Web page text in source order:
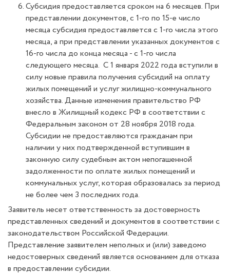
Субсидия предоставляется сроком на 6 месяцев. При
представлении документов, с 1-го по 15-е число
месяца субсидия предоставляется с 1-го числа этого
месяца, а при представлении указанных документов с
16-го числа до конца месяца - с 1-го числа
следующего месяца. С 1 января 2022 года вступили в
силу новые правила получения субсидий на оплату
жилых помещений и услуг жилищно-коммунального
хозяйства. Данные изменения правительство РФ
внесло в Жилищный кодекс РФ в соответствии с
Федеральным законом от 28 ноября 2018 года.
Субсидии не предоставляются гражданам при
наличии у них подтвержденной вступившим в
законную силу судебным актом непогашенной
задолженности по оплате жилых помещений и
коммунальных услуг, которая образовалась за период
не более чем 3 последних года.
Заявитель несет ответственность за достоверность
представленных сведений и документов в соответствии с
законодательством Российской Федерации.
Представление заявителем неполных и (или) заведомо
недостоверных сведений является основанием для отказа
в предоставлении субсидии.